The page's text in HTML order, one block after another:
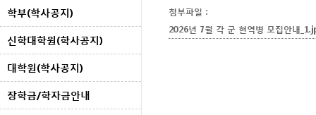
학부(학사공지)
신학대학원(학사공지)
대학원(학사공지)
장학금/학자금안내
첨부파일 :
2026년 7월 각 군 현역병 모집안내